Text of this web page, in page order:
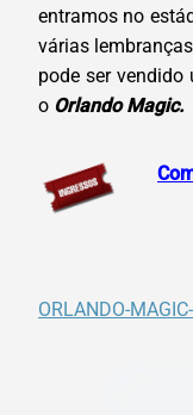
entramos no
várias
pode ser
o Orlando Magic.
ORLANDO-